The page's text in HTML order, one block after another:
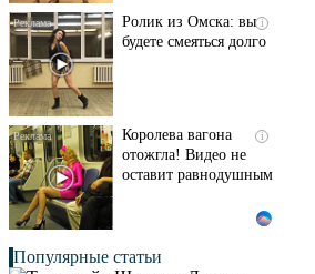
i
Ролик из Омска: вы
будете смеяться долго
i
Королева вагона
отожгла! Видео не
оставит равнодушным
Популярные статьи